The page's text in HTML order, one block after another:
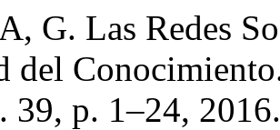
G. Las Redes
del
39, p. 1–24,